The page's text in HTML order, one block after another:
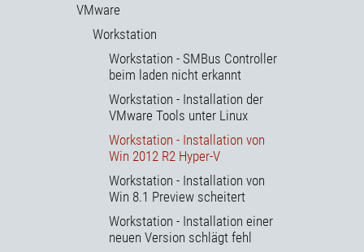
VMware
Workstation
Workstation - SMBus Controller
beim laden nicht erkannt
Workstation - Installation der
VMware Tools unter Linux
Workstation - Installation von
Win 2012 R2 Hyper-V
Workstation - Installation von
Win 8.1 Preview scheitert
Workstation - Installation einer
neuen Version schlägt fehl